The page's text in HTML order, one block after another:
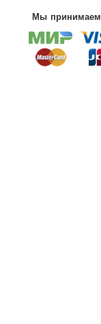
Мы принимаем